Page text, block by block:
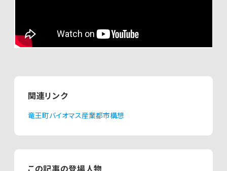
関連リンク
竜王町バイオマス産業都市構想
この記事の登場人物